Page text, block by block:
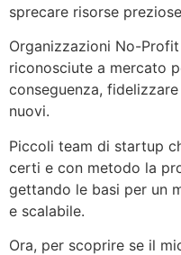
sprecare risorse
Organizzazioni No-
riconosciute a mercato
conseguenza,
nuovi.
Piccoli team di startup
certi e con metodo la
gettando le basi per un
e scalabile.
Ora, per scoprire se il